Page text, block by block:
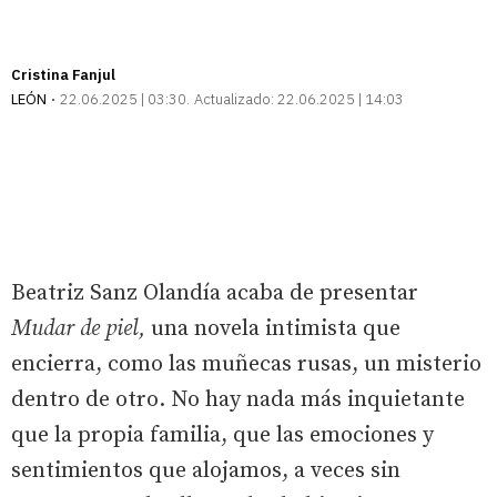
Cristina Fanjul
LEÓN
22.06.2025 | 03:30 Actualizado: 22.06.2025 | 14:03
Beatriz Sanz Olandía acaba de presentar
Mudar de piel, una novela intimista que
encierra, como las muñecas rusas, un misterio
dentro de otro. No hay nada más inquietante
que la propia familia, que las emociones y
sentimientos que alojamos, a veces sin